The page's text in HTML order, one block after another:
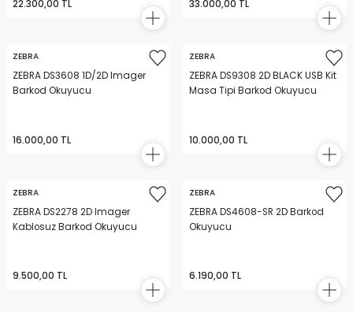
Malzemeleri
22.300,00 TL 33.000,00 TL
ZEBRA
ZEBRA DS3608 1D/2D Imager
Barkod Okuyucu
16.000,00 TL
ZEBRA
ZEBRA DS9308 2D BLACK USB Kit
Masa Tipi Barkod Okuyucu
10.000,00 TL
ZEBRA
ZEBRA DS2278 2D Imager
Kablosuz Barkod Okuyucu
9.500,00 TL
ZEBRA
ZEBRA DS4608-SR 2D Barkod
Okuyucu
6.190,00 TL